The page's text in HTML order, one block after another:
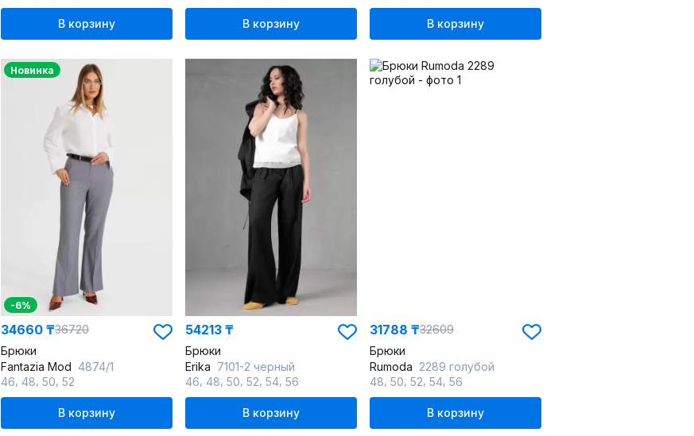
В корзину В корзину В корзину
Новинка
-6%
34660 ₸36720
Брюки
Fantazia Mod 4874/1
46 48 50 52
В корзину
54213 ₸
Брюки
Erika 7101-2 черный
46 48 50 52 54 56
В корзину
31788 ₸32609
Брюки
Rumoda 2289 голубой
48 50 52 54 56
В корзину